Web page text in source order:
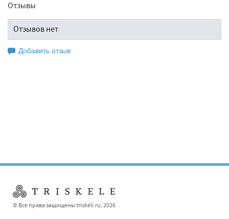
Отзывы
Отзывов нет
Добавить отзыв
© Все права защищены triskeli.ru, 2026